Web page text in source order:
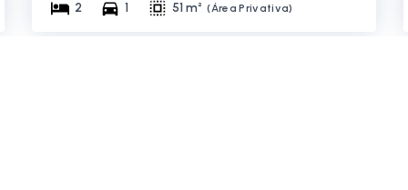
2 1 51 m² (Área Privativa)